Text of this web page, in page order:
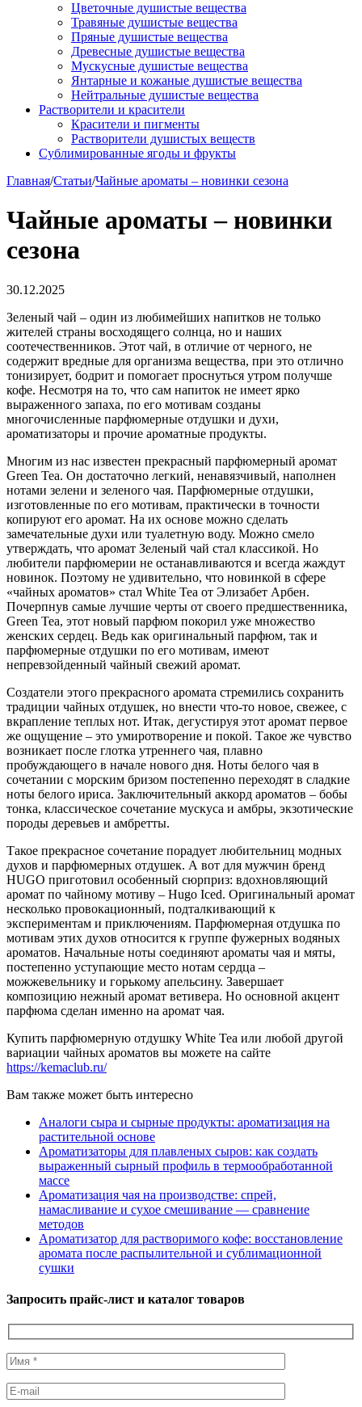
Цветочные душистые вещества
Травяные душистые вещества
Пряные душистые вещества
Древесные душистые вещества
Мускусные душистые вещества
Янтарные и кожаные душистые вещества
Нейтральные душистые вещества
Растворители и красители
Красители и пигменты
Растворители душистых веществ
Сублимированные ягоды и фрукты
Главная/Статьи/Чайные ароматы – новинки сезона
Чайные ароматы – новинки
сезона
30.12.2025
Зеленый чай – один из любимейших напитков не только
жителей страны восходящего солнца, но и наших
соотечественников. Этот чай, в отличие от черного, не
содержит вредные для организма вещества, при это отлично
тонизирует, бодрит и помогает проснуться утром получше
кофе. Несмотря на то, что сам напиток не имеет ярко
выраженного запаха, по его мотивам созданы
многочисленные парфюмерные отдушки и духи,
ароматизаторы и прочие ароматные продукты.
Многим из нас известен прекрасный парфюмерный аромат
Green Tea. Он достаточно легкий, ненавязчивый, наполнен
нотами зелени и зеленого чая. Парфюмерные отдушки,
изготовленные по его мотивам, практически в точности
копируют его аромат. На их основе можно сделать
замечательные духи или туалетную воду. Можно смело
утверждать, что аромат Зеленый чай стал классикой. Но
любители парфюмерии не останавливаются и всегда жаждут
новинок. Поэтому не удивительно, что новинкой в сфере
«чайных ароматов» стал White Tea от Элизабет Арбен.
Почерпнув самые лучшие черты от своего предшественника,
Green Tea, этот новый парфюм покорил уже множество
женских сердец. Ведь как оригинальный парфюм, так и
парфюмерные отдушки по его мотивам, имеют
непревзойденный чайный свежий аромат.
Создатели этого прекрасного аромата стремились сохранить
традиции чайных отдушек, но внести что-то новое, свежее, с
вкрапление теплых нот. Итак, дегустируя этот аромат первое
же ощущение – это умиротворение и покой. Такое же чувство
возникает после глотка утреннего чая, плавно
пробуждающего в начале нового дня. Ноты белого чая в
сочетании с морским бризом постепенно переходят в сладкие
ноты белого ириса. Заключительный аккорд ароматов – бобы
тонка, классическое сочетание мускуса и амбры, экзотические
породы деревьев и амбретты.
Такое прекрасное сочетание порадует любительниц модных
духов и парфюмерных отдушек. А вот для мужчин бренд
HUGO приготовил особенный сюрприз: вдохновляющий
аромат по чайному мотиву – Hugo Iced. Оригинальный аромат
несколько провокационный, подталкивающий к
экспериментам и приключениям. Парфюмерная отдушка по
мотивам этих духов относится к группе фужерных водяных
ароматов. Начальные ноты соединяют ароматы чая и мяты,
постепенно уступающие место нотам сердца –
можжевельнику и горькому апельсину. Завершает
композицию нежный аромат ветивера. Но основной акцент
парфюма сделан именно на аромат чая.
Купить парфюмерную отдушку White Tea или любой другой
вариации чайных ароматов вы можете на сайте
https://kemaclub.ru/
Вам также может быть интересно
Аналоги сыра и сырные продукты: ароматизация на
растительной основе
Ароматизаторы для плавленых сыров: как создать
выраженный сырный профиль в термообработанной
массе
Ароматизация чая на производстве: спрей,
намасливание и сухое смешивание — сравнение
методов
Ароматизатор для растворимого кофе: восстановление
аромата после распылительной и сублимационной
сушки
Запросить прайс-лист и каталог товаров